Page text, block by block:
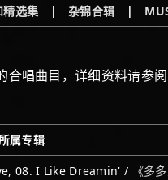
精选集 |杂锦合辑 |
合唱曲目，详细资料请参阅
属专辑
08. I Like Dreamin' /
《多